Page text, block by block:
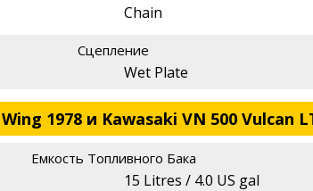
Chain
Сцепление
Wet Plate
1978 и Kawasaki VN 500 Vulcan
Емкость Топливного Бака
15 Litres / 4.0 US gal